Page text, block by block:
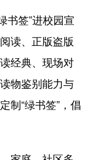
签”进校园宣
读、正版盗版
经典、现场对
物鉴别能力与
制“绿书签”，倡